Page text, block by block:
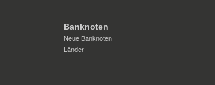
Banknoten
Neue Banknoten
Länder